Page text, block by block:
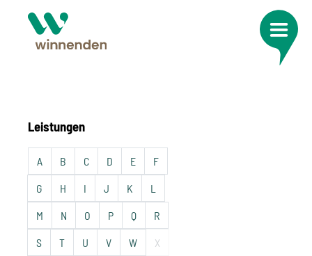
Leistungen
A B C D E F
G H I J K L
M N O P Q R
S T U V W X